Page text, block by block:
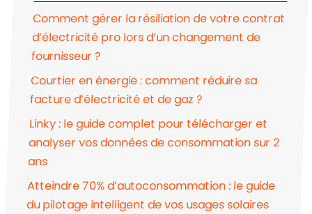
Comment gérer la résiliation de votre contrat
d’électricité pro lors d’un changement de
fournisseur ?
Courtier en énergie : comment réduire sa
facture d’électricité et de gaz ?
Linky : le guide complet pour télécharger et
analyser vos données de consommation sur 2
ans
Atteindre 70% d’autoconsommation : le guide
du pilotage intelligent de vos usages solaires